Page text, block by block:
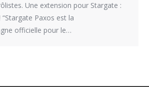
Une extension pour Stargate :
Paxos est la
officielle pour le…